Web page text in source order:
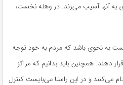
به آنها آسیب می‌زند. در وهله نخست،
به نحوی باشد که مردم به خود توجه
دهند. همچنین باید بدانیم که مراکز
می‌کنند و در این راستا می‌بایست کنترل